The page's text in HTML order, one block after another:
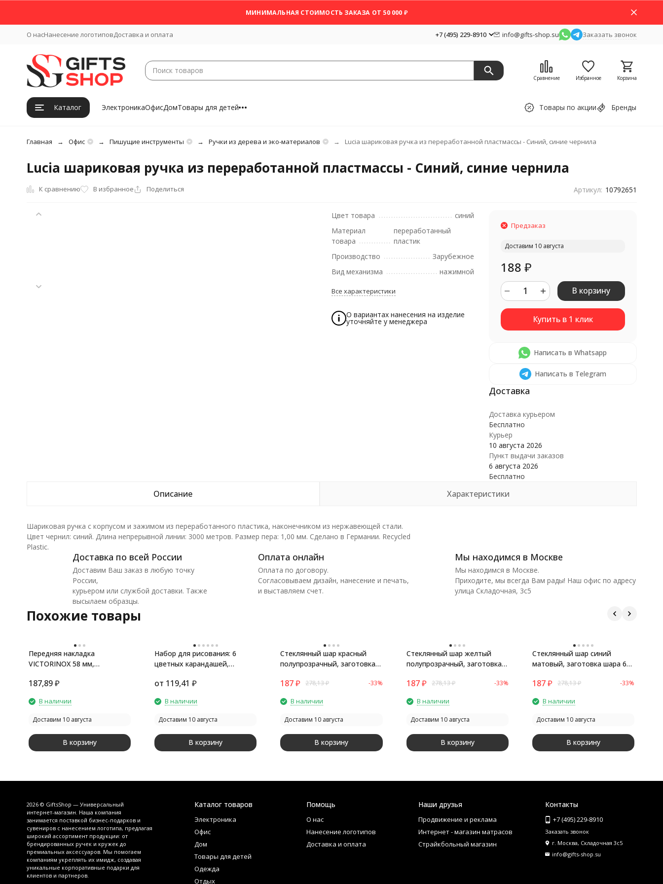
МИНИМАЛЬНАЯ СТОИМОСТЬ ЗАКАЗА ОТ 50 000 ₽
О насНанесение логотиповДоставка и оплата +7 (495) 229-8910 info@gifts-shop.su Заказать звонок
Сравнение Избранное Корзина
Каталог ЭлектроникаОфисДомТовары для детей Товары по акции Бренды
Главная Офис Пишущие инструменты Ручки из дерева и эко-материалов Lucia шариковая ручка из переработанной пластмассы - Синий, синие чернила
Lucia шариковая ручка из переработанной пластмассы - Синий, синие чернила
К сравнению В избранное Поделиться Артикул: 10792651
Цвет товара
синий
Материал
товара
переработанный
пластик
Производство
Зарубежное
Вид механизма
нажимной
Все характеристики
О вариантах нанесения на изделие
уточняйте у менеджера
Предзаказ
Доставим 10 августа
188 ₽
В корзину
Написать в Whatsapp
Написать в Telegram
Доставка курьером
Бесплатно
Курьер
10 августа 2026
Пункт выдачи заказов
6 августа 2026
Бесплатно
Описание Характеристики
Шариковая ручка с корпусом и зажимом из переработанного пластика, наконечником из нержавеющей стали.
Цвет чернил: синий. Длина непрерывной линии: 3000 метров. Размер пера: 1,00 мм. Сделано в Германии. Recycled
Plastic.
Доставка по всей России
Доставим Ваш заказ в любую точку
России,
курьером или службой доставки. Также
высылаем образцы.
Оплата онлайн
Оплата по договору.
Согласовываем дизайн, нанесение и печать,
и выставляем счет.
Мы находимся в Москве
Мы находимся в Москве.
Приходите, мы всегда Вам рады! Наш офис по адресу
улица Складочная, 3с5
Похожие товары
Передняя накладка
VICTORINOX 58 мм,
187,89 ₽
В наличии
Доставим 10 августа
В корзину
Набор для рисования: 6
цветных карандашей,
от 119,41 ₽
В наличии
Доставим 10 августа
В корзину
Стеклянный шар красный
полупрозрачный, заготовка
187₽ 278,13₽ -33%
В наличии
Доставим 10 августа
В корзину
Стеклянный шар желтый
полупрозрачный, заготовка
187₽ 278,13₽ -33%
В наличии
Доставим 10 августа
В корзину
Стеклянный шар синий
матовый, заготовка шара 6
187₽ 278,13₽ -33%
В наличии
Доставим 10 августа
В корзину
2026 © GiftsShop — Универсальный
интернет-магазин. Наша компания
занимается поставкой бизнес-подарков и
сувениров с нанесением логотипа, предлагая
широкий ассортимент продукции: от
брендированных ручек и кружек до
премиальных аксессуаров. Мы помогаем
компаниям укреплять их имидж, создавая
уникальные корпоративные подарки для
клиентов и партнеров.
Каталог товаров
Электроника
Офис
Дом
Товары для детей
Одежда
Отдых
Помощь
О нас
Нанесение логотипов
Доставка и оплата
Наши друзья
Продвижение и реклама
Интернет - магазин матрасов
Страйкбольный магазин
Контакты
+7 (495) 229-8910
Заказать звонок
г. Москва, Складочная 3с5
info@gifts-shop.su